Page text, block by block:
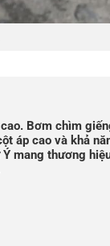
Bơm chìm
áp cao và khả
mang thương